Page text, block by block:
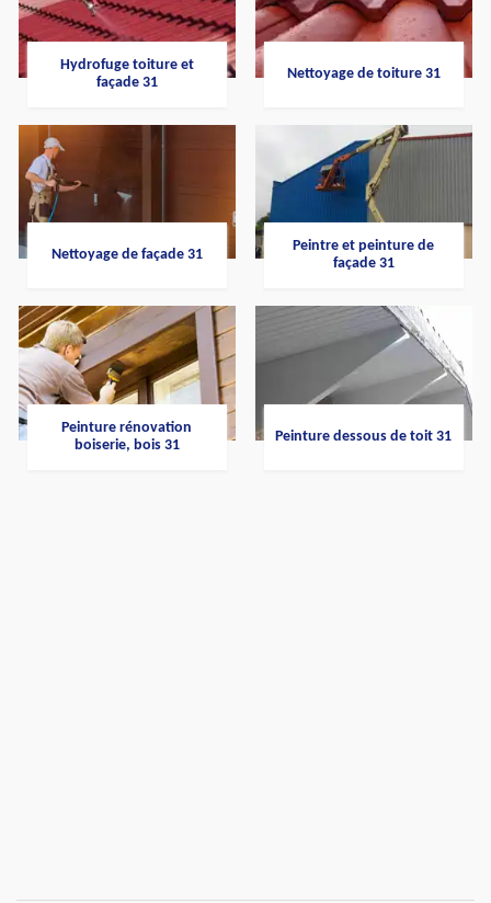
Hydrofuge toiture et
façade 31
Nettoyage de toiture 31
Nettoyage de façade 31
Peintre et peinture de
façade 31
Peinture rénovation
boiserie, bois 31
Peinture dessous de toit 31